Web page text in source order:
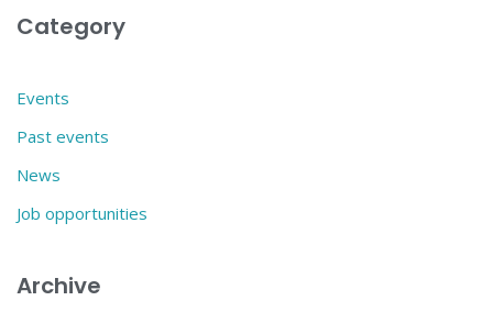
Category
Events
Past events
News
Job opportunities
Archive